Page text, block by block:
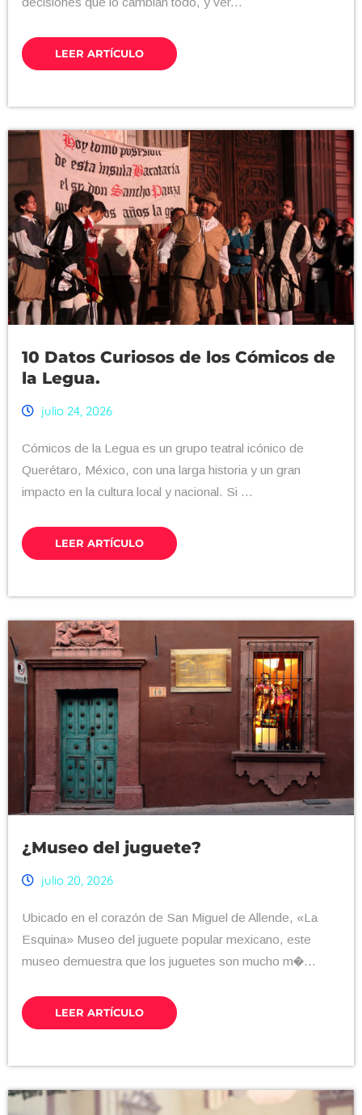
LEER ARTÍCULO
10 Datos Curiosos de los Cómicos de
la Legua.
julio 24, 2026
Cómicos de la Legua es un grupo teatral icónico de
Querétaro, México, con una larga historia y un gran
impacto en la cultura local y nacional. Si ...
LEER ARTÍCULO
¿Museo del juguete?
julio 20, 2026
Ubicado en el corazón de San Miguel de Allende, «La
Esquina» Museo del juguete popular mexicano, este
museo demuestra que los juguetes son mucho m�...
LEER ARTÍCULO